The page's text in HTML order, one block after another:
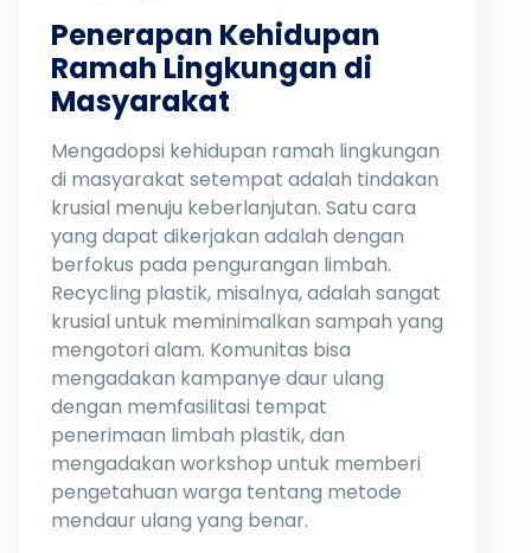
Penerapan Kehidupan
Ramah Lingkungan di
Masyarakat
Mengadopsi kehidupan ramah lingkungan
di masyarakat setempat adalah tindakan
krusial menuju keberlanjutan. Satu cara
yang dapat dikerjakan adalah dengan
berfokus pada pengurangan limbah.
Recycling plastik, misalnya, adalah sangat
krusial untuk meminimalkan sampah yang
mengotori alam. Komunitas bisa
mengadakan kampanye daur ulang
dengan memfasilitasi tempat
penerimaan limbah plastik, dan
mengadakan workshop untuk memberi
pengetahuan warga tentang metode
mendaur ulang yang benar.